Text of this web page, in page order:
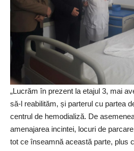
„Lucrăm în prezent la etajul 3, mai
să-l reabilităm, și parterul cu partea
centrul de hemodializă. De
amenajarea incintei, locuri de
tot ce înseamnă această parte, plus